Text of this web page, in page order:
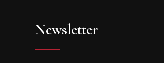
Newsletter